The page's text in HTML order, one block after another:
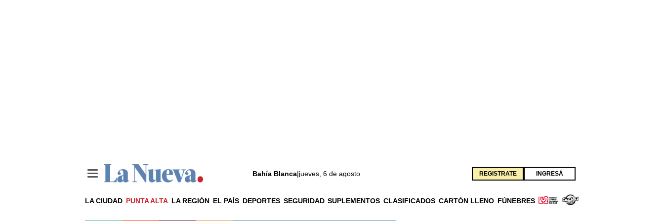
Bahía Blanca|jueves, 6 de agosto REGISTRATE INGRESÁ
LA CIUDAD PUNTA ALTA LA REGIÓN EL PAÍS DEPORTES SEGURIDAD SUPLEMENTOS CLASIFICADOS CARTÓN LLENO FÚNEBRES